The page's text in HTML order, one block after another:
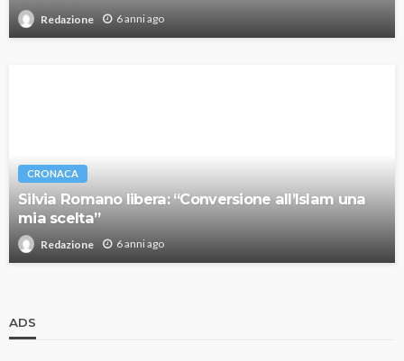
Redazione 6 anni ago
CRONACA
Silvia Romano libera: “Conversione all’Islam una
mia scelta”
Redazione 6 anni ago
ADS